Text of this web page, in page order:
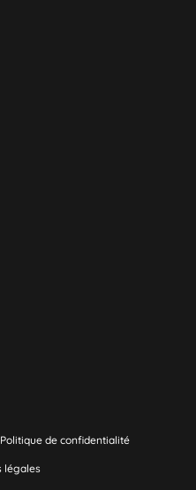
Politique de confidentialité
légales